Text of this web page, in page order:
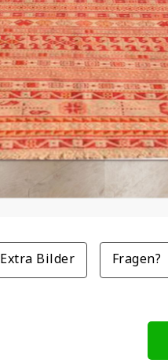
Extra Bilder Fragen?